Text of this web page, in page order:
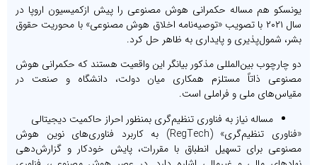
یونسکو هم مساله حکمرانی هوش مصنوعی را پیش ازکمیسیون اروپا در
سال ۲۰۲۱ با تصویب «توصیه‌نامه اخلاق هوش مصنوعی» با محوریت حقوق
بشر، شمول‌پذیری و پایداری به ظاهر حل کرد.
دو چارچوب‌ بین‌المللی مذکور بیانگر این واقعیت هستند که حکمرانی هوش
مصنوعی ذاتاً مستلزم همکاری میان دولت، دانشگاه و صنعت در
مقیاس‌های ملی و فراملی است.
مساله نیاز به فناوری تنظیم‌گری بمنظور احراز حاکمیت دیجیتالی
«فناوری تنظیم‌گری» (RegTech) به کاربرد فناوری‌های نوین هوش
مصنوعی برای تسهیل انطباق با مقررات، پایش خودکار و گزارش‌دهی